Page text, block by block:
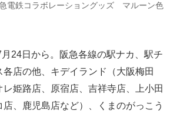
電鉄コラボレーショングッズ マルーン色
24日から。阪急各線の駅ナカ、駅チ
各店の他、キデイランド（大阪梅田
レ姫路店、原宿店、吉祥寺店、上小田
、鹿児島店など）、くまのがっこう